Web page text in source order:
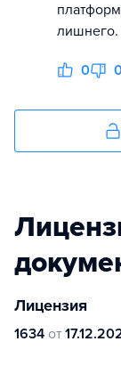
лишнего.
0
Лицензия
1634 от